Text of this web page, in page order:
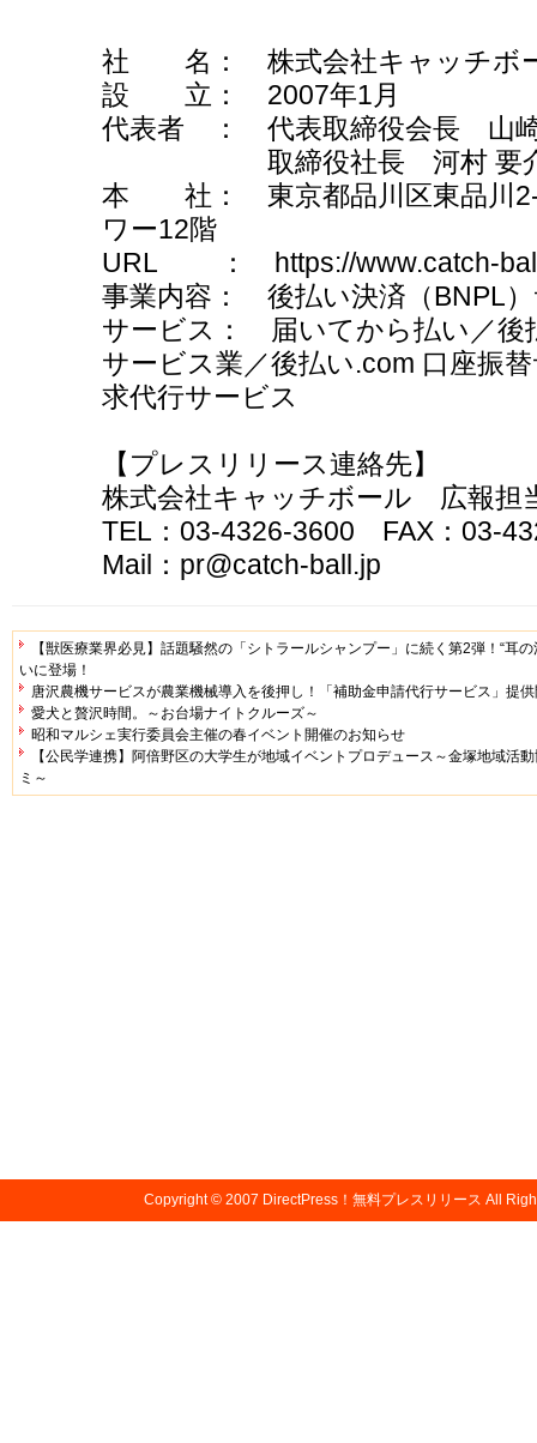
社 名： 株式会社キャッチボ
設 立： 2007年1月
代表者 ： 代表取締役会長 山
取締役社長 河村 要
本 社： 東京都品川区東品川
ワー12階
URL ： https://www.catch-
事業内容： 後払い決済（BNPL
サービス： 届いてから払い／後
サービス業／後払い.com 口座振
求代行サービス
【プレスリリース連絡先】
株式会社キャッチボール 広報担
TEL：03-4326-3600 FAX：03-
Mail：pr@catch-ball.jp
【獣医療業界必見】話題騒然の「シトラールシャンプー」に続く第2弾！“耳
いに登場！
唐沢農機サービスが農業機械導入を後押し！「補助金申請代行サービス」提
愛犬と贅沢時間。～お台場ナイトクルーズ～
昭和マルシェ実行委員会主催の春イベント開催のお知らせ
【公民学連携】阿倍野区の大学生が地域イベントプロデュース～金塚地域活
ミ～
Copyright © 2007 DirectPress！無料プレスリリース All